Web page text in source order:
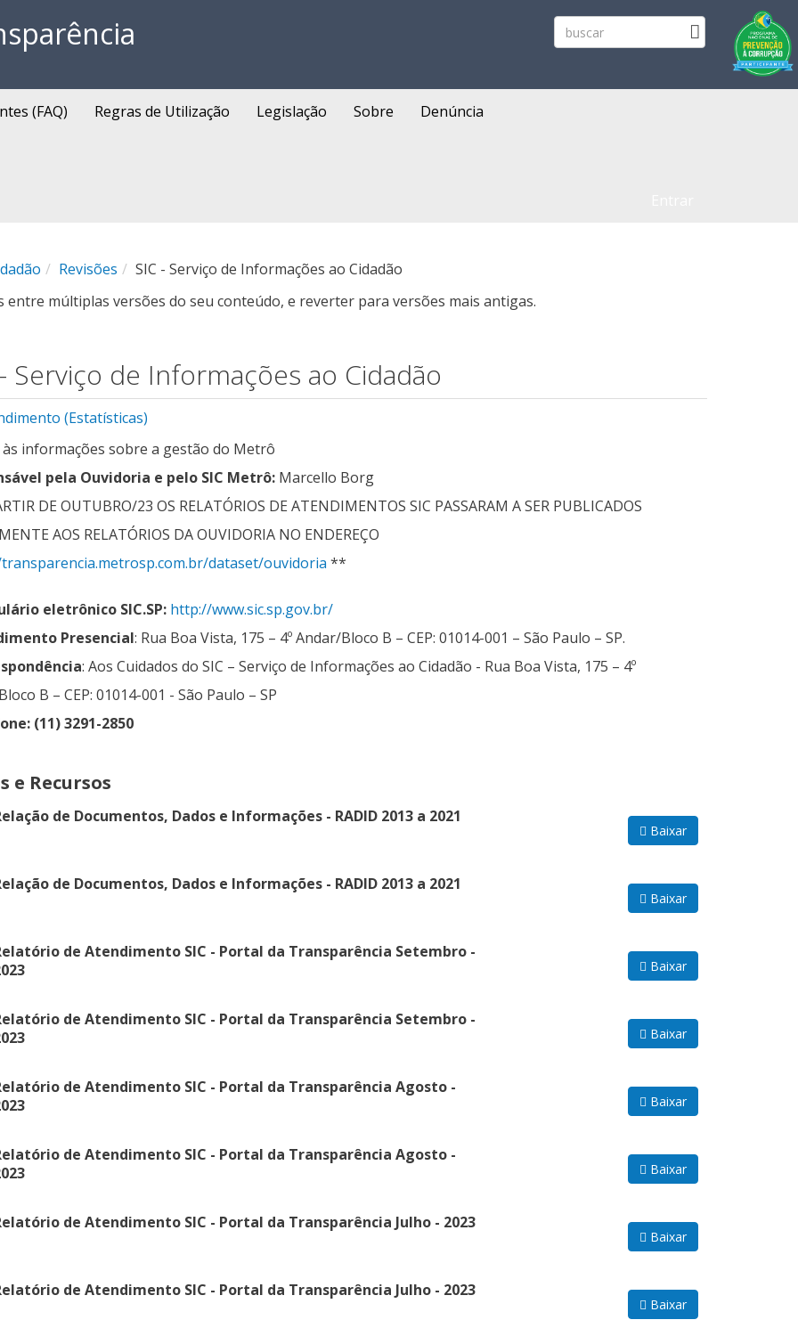
(FAQ) Regras de Utilização Legislação Sobre Denúncia
Revisões
SIC - Serviço de Informações ao Cidadão
múltiplas versões do seu conteúdo, e reverter para versões mais antigas.
Serviço de Informações ao Cidadão
(Estatísticas)
às informações sobre a gestão do Metrô
pela Ouvidoria e pelo SIC Metrô:Marcello Borg
DE OUTUBRO/23 OS RELATÓRIOS DE ATENDIMENTOS SIC PASSARAM A SER PUBLICADOS
AOS RELATÓRIOS DA OUVIDORIA NO ENDEREÇO
dataset/ouvidoria **
eletrônico SIC.SP: http://www.sic.sp.gov.br/
Presencial: Rua Boa Vista, 175 – 4º Andar/Bloco B – CEP: 01014-001 – São Paulo – SP.
: Aos Cuidados do SIC – Serviço de Informações ao Cidadão - Rua Boa Vista, 175 – 4º
B – CEP: 01014-001 - São Paulo – SP
(11) 3291-2850
e Recursos
de Documentos, Dados e Informações - RADID 2013 a 2021
Baixar
de Documentos, Dados e Informações - RADID 2013 a 2021
Baixar
de Atendimento SIC - Portal da Transparência Setembro -
Baixar
de Atendimento SIC - Portal da Transparência Setembro -
Baixar
de Atendimento SIC - Portal da Transparência Agosto -
Baixar
de Atendimento SIC - Portal da Transparência Agosto -
Baixar
de Atendimento SIC - Portal da Transparência Julho - 2023
Baixar
de Atendimento SIC - Portal da Transparência Julho - 2023
Baixar